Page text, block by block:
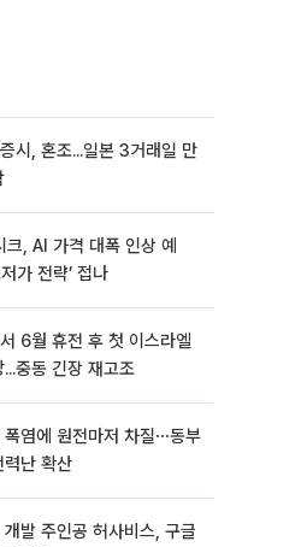
시, 혼조...일본 3거래일 만
크, AI 가격 대폭 인상 예
가 전략’ 접나
6월 휴전 후 첫 이스라엘
중동 긴장 재고조
폭염에 원전마저 차질⋯동부
력난 확산
개발 주인공 허사비스, 구글